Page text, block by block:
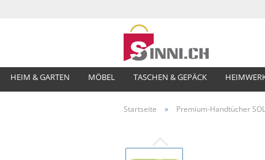
HEIM & GARTEN MÖBEL TASCHEN & GEPÄCK
Startseite »
Premium-Handtücher